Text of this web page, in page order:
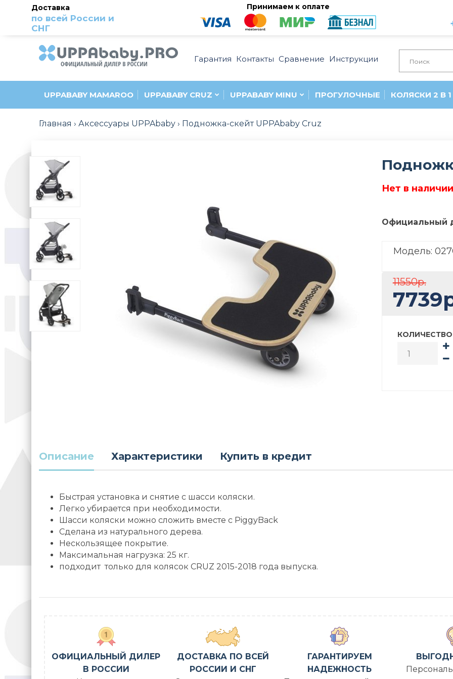
Доставка
по всей России и
СНГ
Принимаем к оплате
Гарантия Контакты Сравнение Инструкции
UPPABABY MAMAROO UPPABABY CRUZ UPPABABY MINU ПРОГУЛОЧНЫЕ КОЛЯСКИ 2 В 1
Главная Аксессуары UPPAbaby Подножка-скейт UPPAbaby Cruz
Нет в наличии
Официальный
Модель:
11550р.
КОЛИЧЕСТВО
Описание Характеристики Купить в кредит
Быстрая установка и снятие с шасси коляски.
Легко убирается при необходимости.
Шасси коляски можно сложить вместе с PiggyBack
Сделана из натурального дерева.
Нескользящее покрытие.
Максимальная нагрузка: 25 кг.
подходит только для колясок CRUZ 2015-2018 года выпуска.
ОФИЦИАЛЬНЫЙ ДИЛЕР
В РОССИИ
ДОСТАВКА ПО ВСЕЙ
РОССИИ И СНГ
ГАРАНТИРУЕМ
НАДЕЖНОСТЬ